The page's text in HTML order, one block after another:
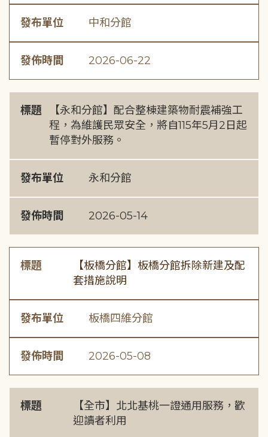
發布單位 中和分館
發佈時間 2026-06-22
標題
【永和分館】配合整棟建築物耐震補強工
程，為維護民眾安全，將自115年5月2日起
暫停對外服務。
發布單位 永和分館
發佈時間 2026-05-14
標題
【板橋分館】板橋分館拆除新建及配
套措施說明
發布單位 板橋四維分館
發佈時間 2026-05-08
標題
【全市】北北基桃一證通用服務，歡
迎讀者利用